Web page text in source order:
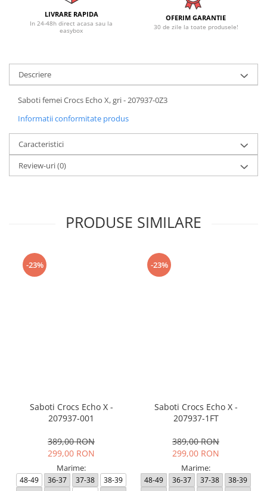
LIVRARE RAPIDA
In 24-48h direct acasa sau la
easybox
OFERIM GARANTIE
30 de zile la toate produsele!
Descriere
Saboti femei Crocs Echo X, gri - 207937-0Z3
Informatii conformitate produs
Caracteristici
Review-uri(0)
PRODUSE SIMILARE
-23%
Saboti Crocs Echo X -
207937-001
389,00 RON
299,00 RON
Marime:
48-49 36-37 37-38
38-39
-23%
Saboti Crocs Echo X -
207937-1FT
389,00 RON
299,00 RON
Marime:
48-49 36-37 37-38
38-39